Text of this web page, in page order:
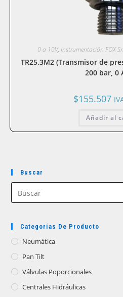
0 a 10V, Instrumentación FOX
TR25.3M2 (Transmisor de
200 bar, 0
$155.507
Añadir al
Buscar
Categorías De Producto
Neumática
Pan Tilt
Válvulas Poporcionales
Centrales Hidráulicas